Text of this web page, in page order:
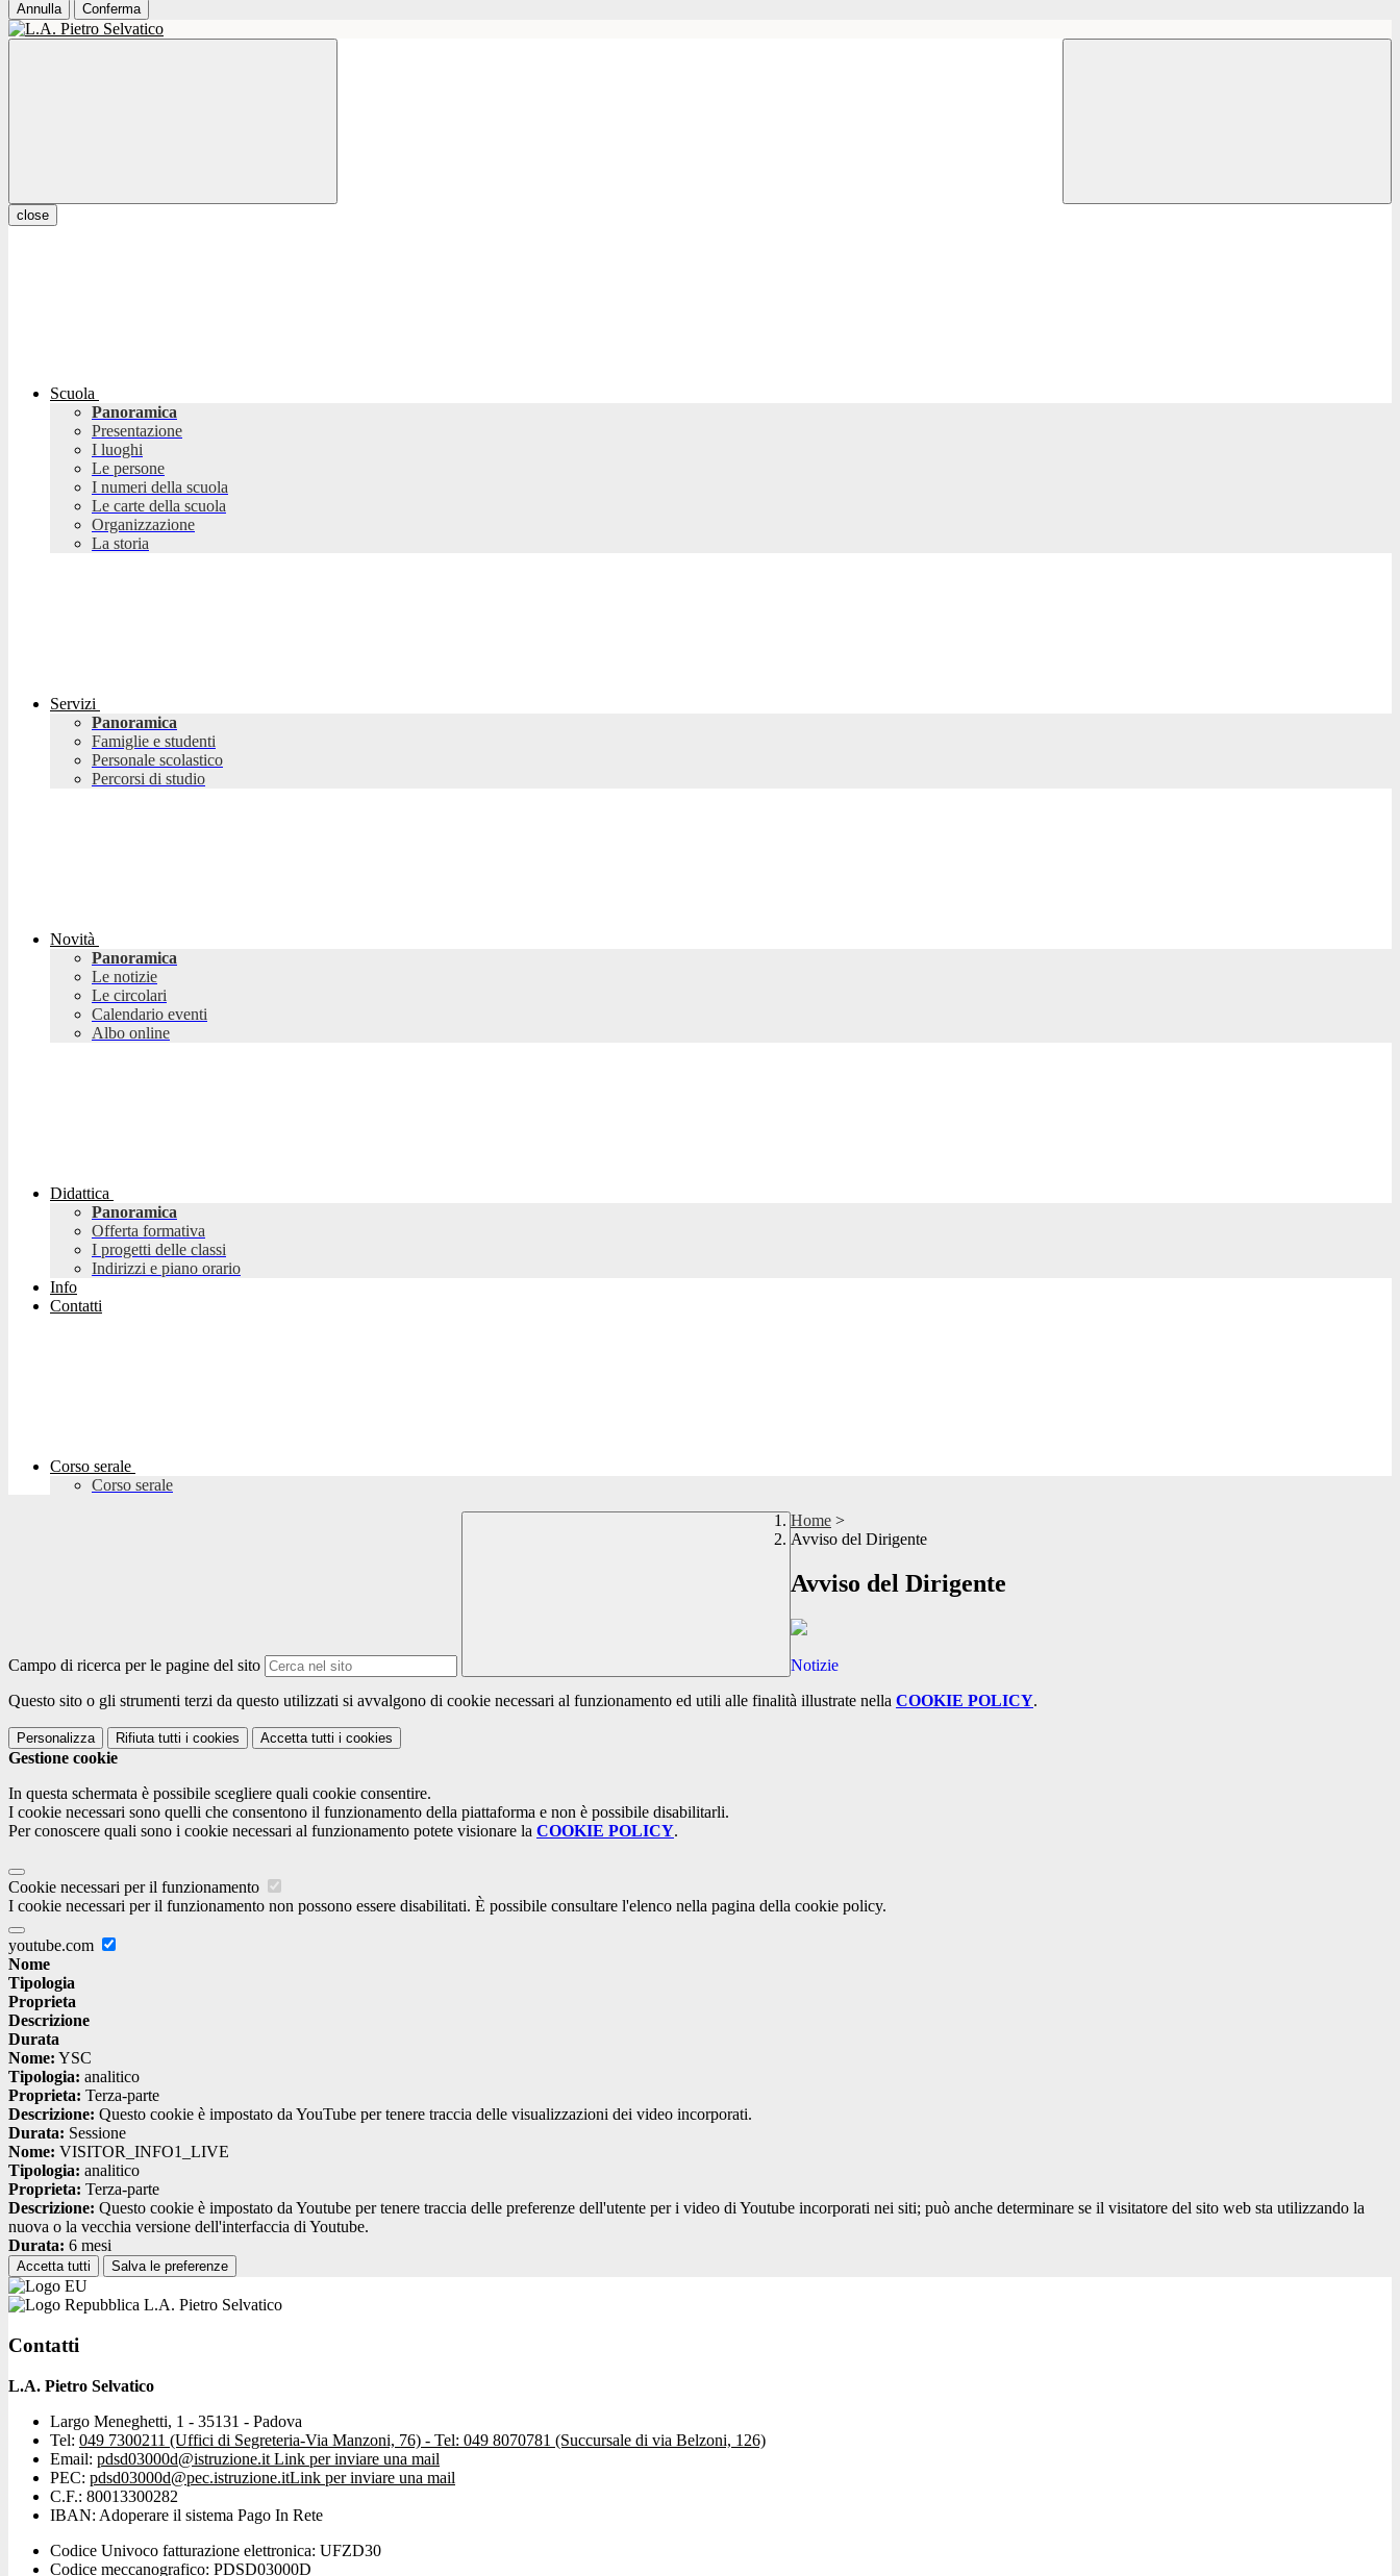
Annulla Conferma
close
Scuola
Panoramica
Presentazione
I luoghi
Le persone
I numeri della scuola
Le carte della scuola
Organizzazione
La storia
Servizi
Panoramica
Famiglie e studenti
Personale scolastico
Percorsi di studio
Novità
Panoramica
Le notizie
Le circolari
Calendario eventi
Albo online
Didattica
Panoramica
Offerta formativa
I progetti delle classi
Indirizzi e piano orario
Info
Contatti
Corso serale
Corso serale
Campo di ricerca per le pagine del sito
Home >
Avviso del Dirigente
Avviso del Dirigente
Notizie
Questo sito o gli strumenti terzi da questo utilizzati si avvalgono di cookie necessari al funzionamento ed utili alle finalità illustrate nella COOKIE POLICY.
Personalizza Rifiuta tutti i cookies Accetta tutti i cookies
Gestione cookie
In questa schermata è possibile scegliere quali cookie consentire.
I cookie necessari sono quelli che consentono il funzionamento della piattaforma e non è possibile disabilitarli.
Per conoscere quali sono i cookie necessari al funzionamento potete visionare la COOKIE POLICY.
Cookie necessari per il funzionamento
I cookie necessari per il funzionamento non possono essere disabilitati. È possibile consultare l'elenco nella pagina della cookie policy.
youtube.com
Nome
Tipologia
Proprieta
Descrizione
Durata
Nome: YSC
Tipologia: analitico
Proprieta: Terza-parte
Descrizione: Questo cookie è impostato da YouTube per tenere traccia delle visualizzazioni dei video incorporati.
Durata: Sessione
Nome: VISITOR_INFO1_LIVE
Tipologia: analitico
Proprieta: Terza-parte
Descrizione: Questo cookie è impostato da Youtube per tenere traccia delle preferenze dell'utente per i video di Youtube incorporati nei siti; può anche determinare se il visitatore del sito web sta utilizzando la
nuova o la vecchia versione dell'interfaccia di Youtube.
Durata: 6 mesi
Accetta tutti Salva le preferenze
L.A. Pietro Selvatico
Contatti
L.A. Pietro Selvatico
Largo Meneghetti, 1 - 35131 - Padova
Tel: 049 7300211 (Uffici di Segreteria-Via Manzoni, 76) - Tel: 049 8070781 (Succursale di via Belzoni, 126)
Email: pdsd03000d@istruzione.it Link per inviare una mail
PEC: pdsd03000d@pec.istruzione.itLink per inviare una mail
C.F.: 80013300282
IBAN: Adoperare il sistema Pago In Rete
Codice Univoco fatturazione elettronica: UFZD30
Codice meccanografico: PDSD03000D